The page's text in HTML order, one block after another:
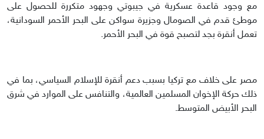
مع وجود قاعدة عسكرية في جيبوتي وجهود متكررة للحصول على
موطئ قدم في الصومال وجزيرة سواكن على البحر الأحمر السودانية،
تعمل أنقرة بجد لتصبح قوة في البحر الأحمر.
مصر على خلاف مع تركيا بسبب دعم أنقرة للإسلام السياسي، بما في
ذلك حركة الإخوان المسلمين العالمية، والتنافس على الموارد في شرق
البحر الأبيض المتوسط.